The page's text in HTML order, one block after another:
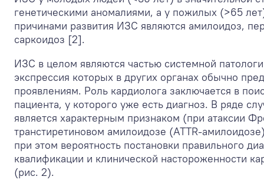
генетическими аномалиями, а у пожилых (>65
причинами развития ИЗС являются амилоидоз,
саркоидоз [2].
ИЗС в целом являются частью системной
экспрессия которых в других органах обычно
проявлениям. Роль кардиолога заключается в
пациента, у которого уже есть диагноз. В ряде
является характерным признаком (при атаксии
транстиретиновом амилоидозе (ATTR-
при этом вероятность постановки правильного
квалификации и клинической настороженности
(рис. 2).